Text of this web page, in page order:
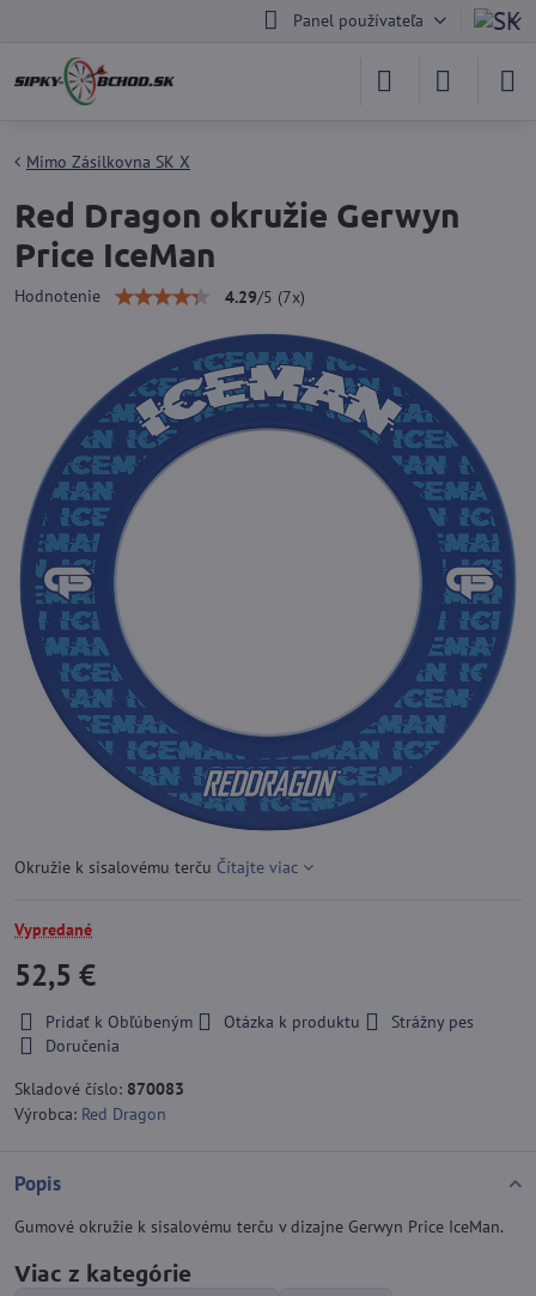
Panel používateľa
Mimo Zásilkovna SK X
Red Dragon okružie Gerwyn
Price IceMan
Hodnotenie 4.29/5 (7x)
Okružie k sisalovému terču Čítajte viac
Vypredané
52,5 €
Pridať k Obľúbeným Otázka k produktu
Strážny pes
Doručenia
Skladové číslo: 870083
Výrobca: Red Dragon
Popis
Gumové okružie k sisalovému terču v dizajne Gerwyn Price IceMan.
Viac z kategórie